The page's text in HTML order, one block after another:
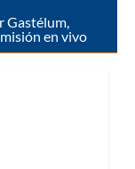
Gastélum,
en vivo